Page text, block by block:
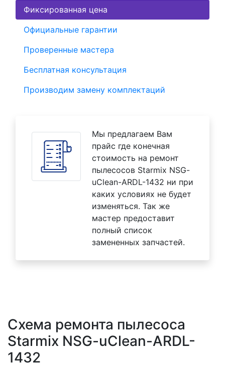
Фиксированная цена
Официальные гарантии
Проверенные мастера
Бесплатная консультация
Производим замену комплектаций
Мы предлагаем Вам
прайс где конечная
стоимость на ремонт
пылесосов Starmix NSG-
uClean-ARDL-1432 ни при
каких условиях не будет
изменяться. Так же
мастер предоставит
полный список
замененных запчастей.
Схема ремонта пылесоса
Starmix NSG-uClean-ARDL-
1432